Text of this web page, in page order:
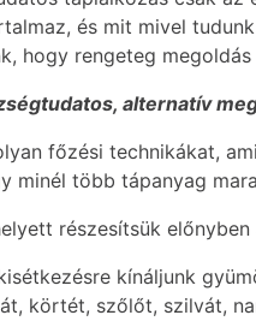
és mit mivel
hogy rengeteg
alternatív
főzési technikákat,
minél több tápanyag
részesítsük
kínáljunk
körtét, szőlőt, szilvát,